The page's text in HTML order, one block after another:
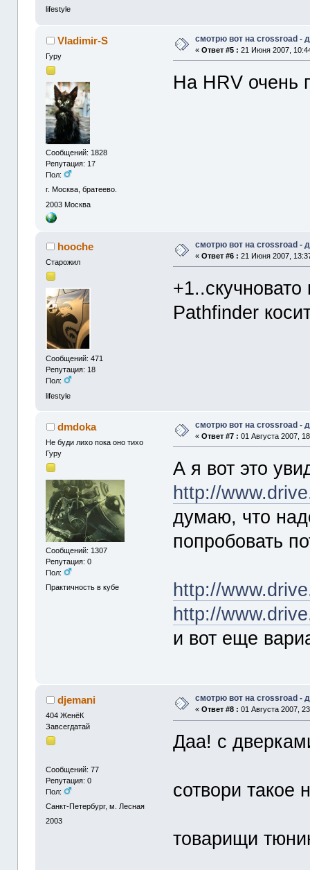
lifestyle
Vladimir-S
Гуру
Сообщений: 1828
Репутация: 17
Пол:
г. Москва, братеево.
2003 Москва
смотрю вот на crossroad -
«Ответ #5 : 21 Июня 2007,
На HRV очень
hooche
Старожил
Сообщений: 471
Репутация: 18
Пол:
lifestyle
смотрю вот на crossroad -
«Ответ #6 : 21 Июня 2007,
Pathfinder
dmdoka
Не буди лихо пока оно тихо
Гуру
Сообщений: 1307
Репутация: 0
Пол:
Практичность в кубе
смотрю вот на crossroad -
«Ответ #7 : 01 Августа 2007,
А я вот это
http://
думаю, что
попробовать
http://
http://
и вот еще
djemani
404 ЖенёК
Завсегдатай
Сообщений: 77
Репутация: 0
Пол:
Санкт-Петербург, м. Лесная
2003
смотрю вот на crossroad -
«Ответ #8 : 01 Августа 2007,
Даа! с
сотвори
товарищи